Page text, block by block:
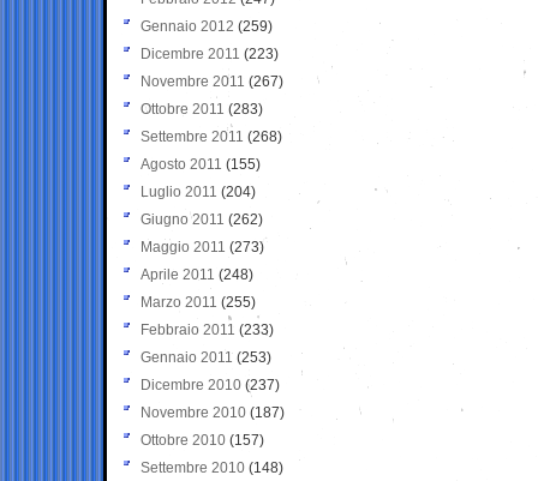
Gennaio 2012 (259)
Dicembre 2011 (223)
Novembre 2011 (267)
Ottobre 2011 (283)
Settembre 2011 (268)
Agosto 2011 (155)
Luglio 2011 (204)
Giugno 2011 (262)
Maggio 2011 (273)
Aprile 2011 (248)
Marzo 2011 (255)
Febbraio 2011 (233)
Gennaio 2011 (253)
Dicembre 2010 (237)
Novembre 2010 (187)
Ottobre 2010 (157)
Settembre 2010 (148)